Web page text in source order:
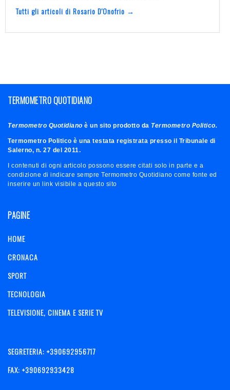
Tutti gli articoli di Rosario D'Onofrio →
TERMOMETRO QUOTIDIANO
Termometro Quotidiano è un sito prodotto da Termometro Politico.
Termometro Politico è una testata registrata presso il Tribunale di
Salerno, n. 27 del 2011.
I contenuti di ogni articolo possono essere citati solo in parte e a
condizione di indicare sempre Termometro Quotidiano come fonte ed
inserire un link visibile a questo sito
PAGINE
HOME
CRONACA
SPORT
TECNOLOGIA
TELEVISIONE, CINEMA E SERIE TV
SEGRETERIA: +390692956717
FAX: +390692933428